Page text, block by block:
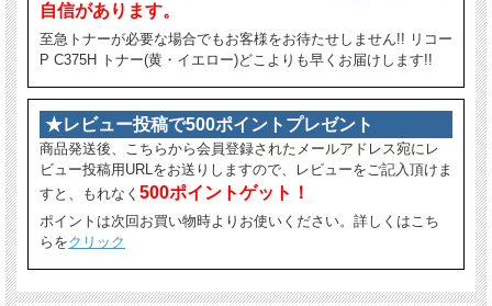
自信があります。
至急トナーが必要な場合でもお客様をお待たせしません!! リコー
P C375H トナー(黄・イエロー)どこよりも早くお届けします!!
★レビュー投稿で500ポイントプレゼント
商品発送後、こちらから会員登録されたメールアドレス宛にレ
ビュー投稿用URLをお送りしますので、レビューをご記入頂けま
すと、もれなく 500ポイントゲット！
ポイントは次回お買い物時よりお使いください。詳しくはこち
らをクリック